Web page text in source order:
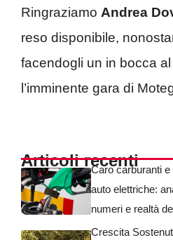
Ringraziamo Andrea
reso disponibile,
facendogli un in bocca
l’imminente gara di
Articoli recenti
Caro carburanti e
auto elettriche:
numeri e realtà
Crescita